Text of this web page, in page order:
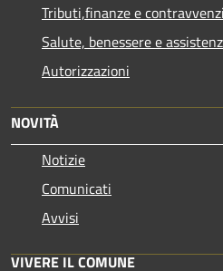
Tributi,finanze e
Salute, benessere e
Autorizzazioni
NOVITÀ
Notizie
Comunicati
Avvisi
VIVERE IL COMUNE